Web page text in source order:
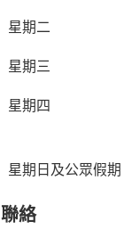
星期二
星期三
星期四
星期日及公眾假期
聯絡